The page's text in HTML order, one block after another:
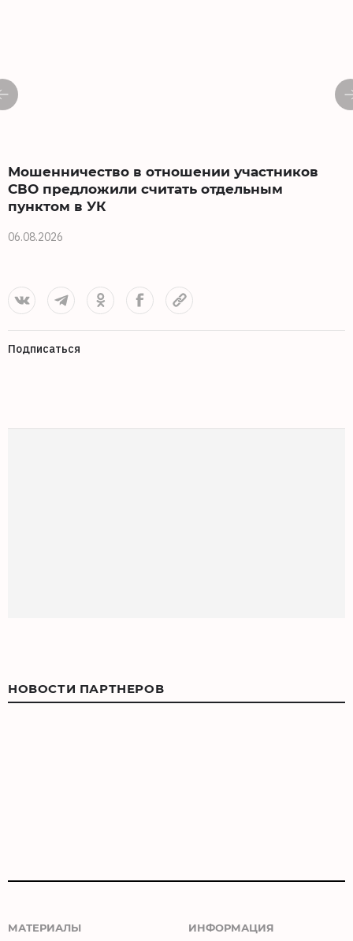
Мошенничество в отношении участников
СВО предложили считать отдельным
пунктом в УК
06.08.2026
Подписаться
НОВОСТИ ПАРТНЕРОВ
МАТЕРИАЛЫ ИНФОРМАЦИЯ